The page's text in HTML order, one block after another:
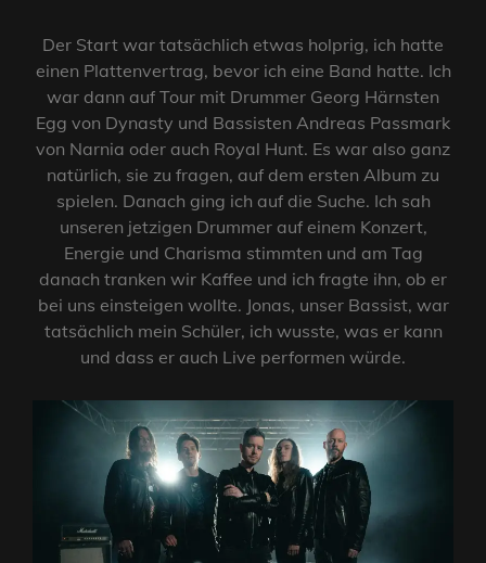
Der Start war tatsächlich etwas holprig, ich hatte
einen Plattenvertrag, bevor ich eine Band hatte. Ich
war dann auf Tour mit Drummer Georg Härnsten
Egg von Dynasty und Bassisten Andreas Passmark
von Narnia oder auch Royal Hunt. Es war also ganz
natürlich, sie zu fragen, auf dem ersten Album zu
spielen. Danach ging ich auf die Suche. Ich sah
unseren jetzigen Drummer auf einem Konzert,
Energie und Charisma stimmten und am Tag
danach tranken wir Kaffee und ich fragte ihn, ob er
bei uns einsteigen wollte. Jonas, unser Bassist, war
tatsächlich mein Schüler, ich wusste, was er kann
und dass er auch Live performen würde.